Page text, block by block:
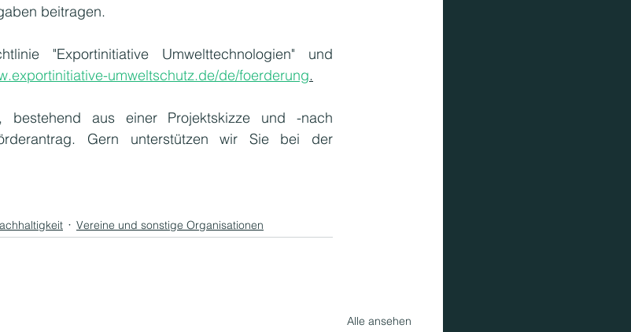
beitragen.
"Exportinitiative Umwelttechnologien" und
umweltschutz.de/de/foerderung.
bestehend aus einer Projektskizze und -nach
Gern unterstützen wir Sie bei der
Vereine und sonstige Organisationen
Alle ansehen